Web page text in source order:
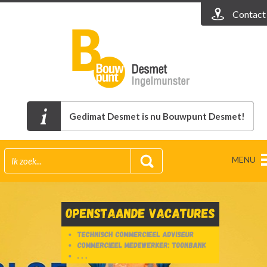
Contact
Gedimat Desmet is nu Bouwpunt Desmet!
MENU